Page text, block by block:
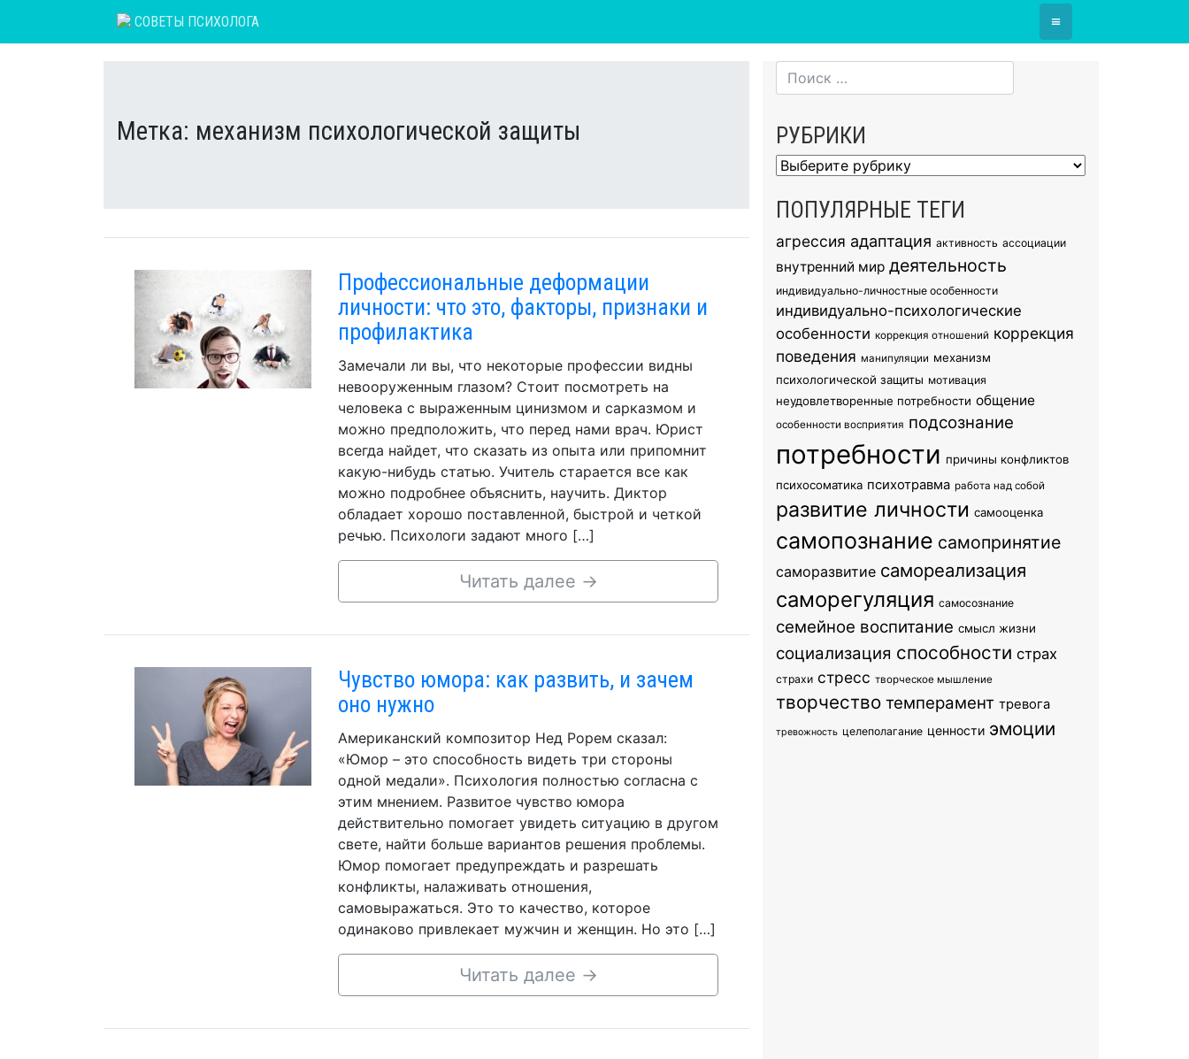
СОВЕТЫ ПСИХОЛОГА ≡
Метка: механизм психологической защиты
Профессиональные деформации
личности: что это, факторы, признаки и
профилактика
Замечали ли вы, что некоторые профессии видны
невооруженным глазом? Стоит посмотреть на
человека с выраженным цинизмом и сарказмом и
можно предположить, что перед нами врач. Юрист
всегда найдет, что сказать из опыта или припомнит
какую-нибудь статью. Учитель старается все как
можно подробнее объяснить, научить. Диктор
обладает хорошо поставленной, быстрой и четкой
речью. Психологи задают много […]
Читать далее →
Чувство юмора: как развить, и зачем
оно нужно
Американский композитор Нед Рорем сказал:
«Юмор – это способность видеть три стороны
одной медали». Психология полностью согласна с
этим мнением. Развитое чувство юмора
действительно помогает увидеть ситуацию в другом
свете, найти больше вариантов решения проблемы.
Юмор помогает предупреждать и разрешать
конфликты, налаживать отношения,
самовыражаться. Это то качество, которое
одинаково привлекает мужчин и женщин. Но это […]
Читать далее →
РУБРИКИ
Рубрики
ПОПУЛЯРНЫЕ ТЕГИ
агрессия адаптация активность ассоциации
внутренний мир деятельность
индивидуально-личностные особенности
индивидуально-психологические
особенности коррекция отношений коррекция
поведения манипуляции механизм
психологической защиты мотивация
неудовлетворенные потребности общение
особенности восприятия подсознание
потребности причины конфликтов
психосоматика психотравма работа над собой
развитие личности самооценка
самопознание самопринятие
саморазвитие самореализация
саморегуляция самосознание
семейное воспитание смысл жизни
социализация способности страх
страхи стресс творческое мышление
творчество темперамент тревога
тревожность целеполагание ценности эмоции